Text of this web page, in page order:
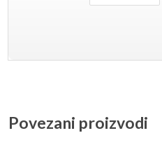
Povezani proizvodi